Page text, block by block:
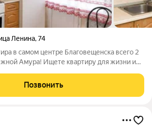
Ленина,74
в самом центре Благовещенска всего 2
Амура! Ищете квартиру для жизни или
Позвонить